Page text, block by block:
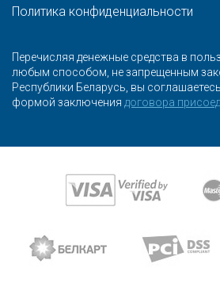
Политика конфиденциальности
Перечисляя денежные средства в
любым способом, не запрещенным
Республики Беларусь, вы
формой заключения договора